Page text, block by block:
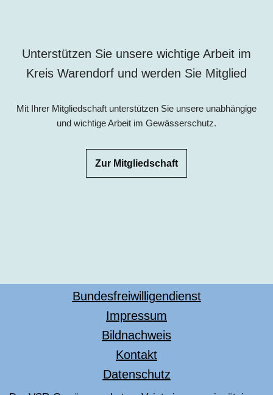
Unterstützen Sie unsere wichtige Arbeit im
Kreis Warendorf und werden Sie Mitglied
Mit Ihrer Mitgliedschaft unterstützen Sie unsere unabhängige
und wichtige Arbeit im Gewässerschutz.
Zur Mitgliedschaft
Bundesfreiwilligendienst
Impressum
Bildnachweis
Kontakt
Datenschutz